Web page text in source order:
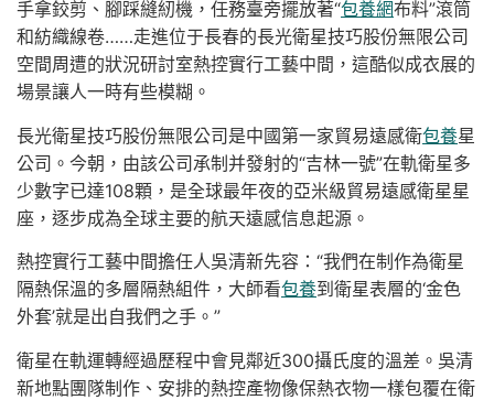
手拿鉸剪、腳踩縫紉機，任務臺旁擺放著“包養網布料”滾筒
和紡織線卷……走進位于長春的長光衛星技巧股份無限公司
空間周遭的狀況研討室熱控實行工藝中間，這酷似成衣展的
場景讓人一時有些模糊。
長光衛星技巧股份無限公司是中國第一家貿易遠感衛包養星
公司。今朝，由該公司承制并發射的“吉林一號”在軌衛星多
少數字已達108顆，是全球最年夜的亞米級貿易遠感衛星星
座，逐步成為全球主要的航天遠感信息起源。
熱控實行工藝中間擔任人吳清新先容：“我們在制作為衛星
隔熱保溫的多層隔熱組件，大師看包養到衛星表層的‘金色
外套’就是出自我們之手。”
衛星在軌運轉經過歷程中會見鄰近300攝氏度的溫差。吳清
新地點團隊制作、安排的熱控產物像保熱衣物一樣包覆在衛